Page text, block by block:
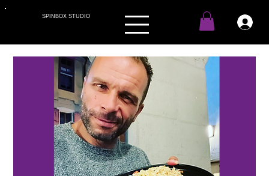
SPINBOX STUDIO